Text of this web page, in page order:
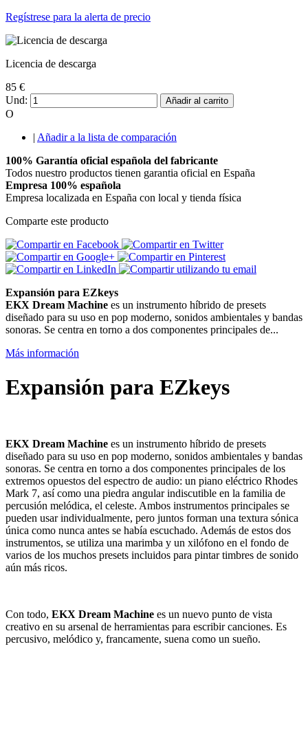
Regístrese para la alerta de precio
Licencia de descarga
85 €
Und:
Añadir al carrito
O
| Añadir a la lista de comparación
100% Garantía oficial española del fabricante
Todos nuestro productos tienen garantia oficial en España
Empresa 100% española
Empresa localizada en España con local y tienda física
Comparte este producto
Expansión para EZkeys
EKX Dream Machine es un instrumento híbrido de presets
diseñado para su uso en pop moderno, sonidos ambientales y bandas
sonoras. Se centra en torno a dos componentes principales de...
Más información
Expansión para EZkeys
EKX Dream Machine es un instrumento híbrido de presets
diseñado para su uso en pop moderno, sonidos ambientales y bandas
sonoras. Se centra en torno a dos componentes principales de los
extremos opuestos del espectro de audio: un piano eléctrico Rhodes
Mark 7, así como una piedra angular indiscutible en la familia de
percusión melódica, el celeste. Ambos instrumentos principales se
pueden usar individualmente, pero juntos forman una textura sónica
única como nunca antes se había escuchado. Además de estos dos
instrumentos, se utiliza una marimba y un xilófono en el fondo de
varios de los muchos presets incluidos para pintar timbres de sonido
aún más ricos.
Con todo, EKX Dream Machine es un nuevo punto de vista
creativo en su arsenal de herramientas para escribir canciones. Es
percusivo, melódico y, francamente, suena como un sueño.